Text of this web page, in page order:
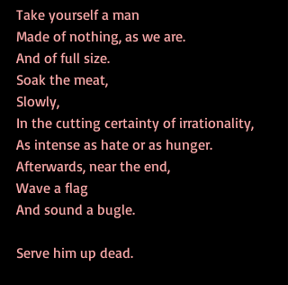
Take yourself a man
Made of nothing, as we are.
And of full size.
Soak the meat,
Slowly,
In the cutting certainty of irrationality,
As intense as hate or as hunger.
Afterwards, near the end,
Wave a flag
And sound a bugle.
Serve him up dead.